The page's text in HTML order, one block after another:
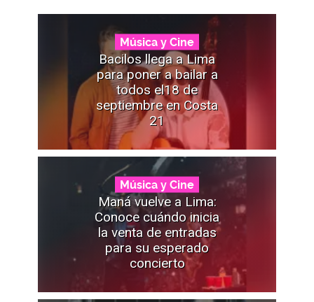
Música y Cine
Bacilos llega a Lima
para poner a bailar a
todos el18 de
septiembre en Costa
21
Música y Cine
Maná vuelve a Lima:
Conoce cuándo inicia
la venta de entradas
para su esperado
concierto